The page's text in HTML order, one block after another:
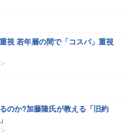
視 若年層の間で「コスパ」重視
のか?加藤隆氏が教える「旧約